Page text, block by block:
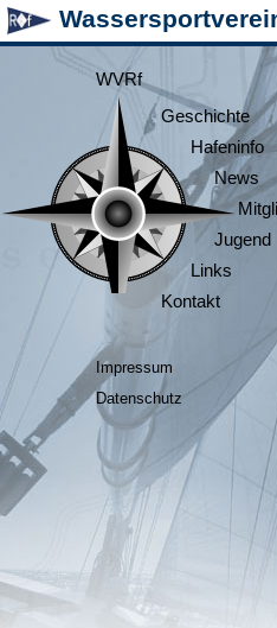
WVRf
Geschichte
Hafeninfo
News
Jugend
Links
Kontakt
Impressum
Datenschutz